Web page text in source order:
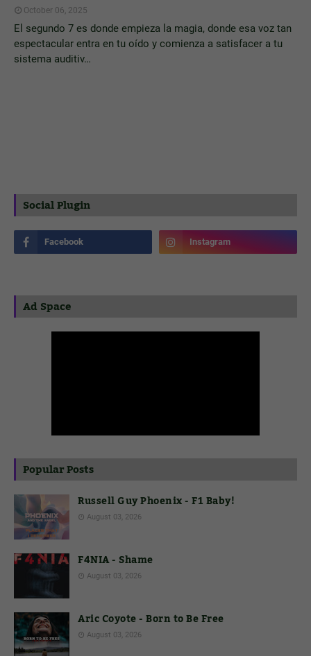
October 06, 2025
El segundo 7 es donde empieza la magia, donde esa voz tan
espectacular entra en tu oído y comienza a satisfacer a tu
sistema auditiv…
Social Plugin
Ad Space
Popular Posts
Russell Guy Phoenix - F1 Baby!
August 03, 2026
F4NIA - Shame
August 03, 2026
Aric Coyote - Born to Be Free
August 03, 2026